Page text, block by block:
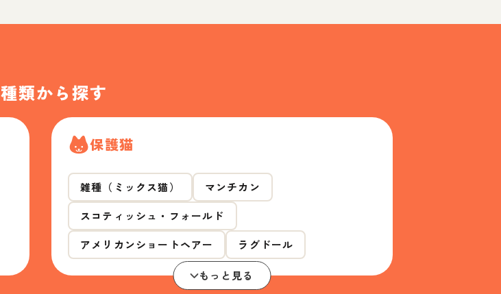
種類から探す
保護猫
雑種（ミックス猫）
マンチカン
スコティッシュ・フォールド
アメリカンショートヘアー
ラグドール
もっと見る